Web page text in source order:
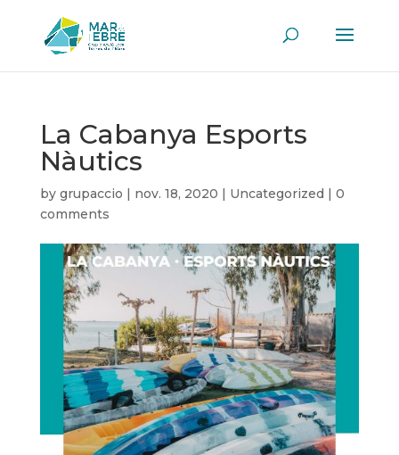
La Cabanya Esports
Nàutics
by grupaccio | nov. 18, 2020 | Uncategorized | 0
comments